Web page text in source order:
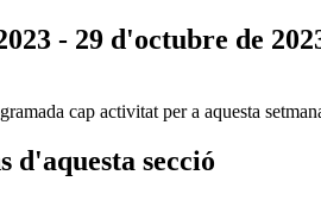
- 29 d'octubre de
cap activitat per a aquesta
d'aquesta secció